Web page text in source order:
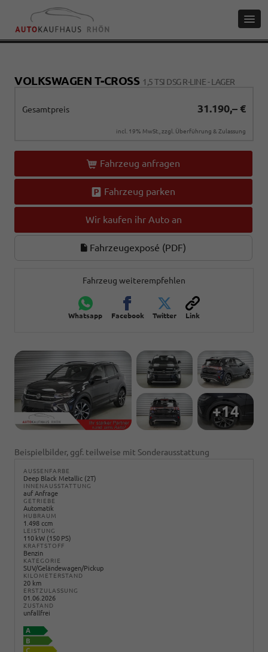
VOLKSWAGEN T-CROSS 1,5 TSI DSG R-LINE - LAGER
Gesamtpreis 31.190,– €
incl. 19% MwSt., zzgl. Überführung & Zulassung
Fahrzeug anfragen
Fahrzeug parken
Wir kaufen ihr Auto an
Fahrzeugexposé (PDF)
Fahrzeug weiterempfehlen
Whatsapp Facebook Twitter Link
+14
Beispielbilder, ggf. teilweise mit Sonderausstattung
AUSSENFARBE
Deep Black Metallic (2T)
INNENAUSSTATTUNG
auf Anfrage
GETRIEBE
Automatik
HUBRAUM
1.498 ccm
LEISTUNG
110 kW (150 PS)
KRAFTSTOFF
Benzin
KATEGORIE
SUV/Geländewagen/Pickup
KILOMETERSTAND
20 km
ERSTZULASSUNG
01.06.2026
ZUSTAND
unfallfrei